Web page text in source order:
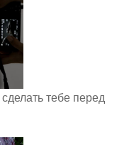
тебе перед